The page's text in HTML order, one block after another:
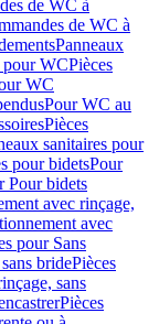
de WC à
de WC à
Panneaux
pour WCPièces
WC
Pour WC au
Pièces
sanitaires pour
pour bidetsPour
Pour bidets
avec rinçage,
avec
pour Sans
bridePièces
sans
Pièces